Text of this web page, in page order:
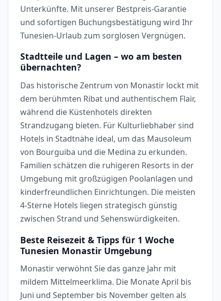
Unterkünfte. Mit unserer Bestpreis-Garantie
und sofortigen Buchungsbestätigung wird Ihr
Tunesien-Urlaub zum sorglosen Vergnügen.
Stadtteile und Lagen – wo am besten
übernachten?
Das historische Zentrum von Monastir lockt mit
dem berühmten Ribat und authentischem Flair,
während die Küstenhotels direkten
Strandzugang bieten. Für Kulturliebhaber sind
Hotels in Stadtnähe ideal, um das Mausoleum
von Bourguiba und die Medina zu erkunden.
Familien schätzen die ruhigeren Resorts in der
Umgebung mit großzügigen Poolanlagen und
kinderfreundlichen Einrichtungen. Die meisten
4-Sterne Hotels liegen strategisch günstig
zwischen Strand und Sehenswürdigkeiten.
Beste Reisezeit & Tipps für 1 Woche
Tunesien Monastir Umgebung
Monastir verwöhnt Sie das ganze Jahr mit
mildem Mittelmeerklima. Die Monate April bis
Juni und September bis November gelten als